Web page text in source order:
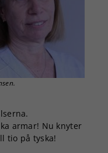
armar! Nu knyter
tio på tyska!